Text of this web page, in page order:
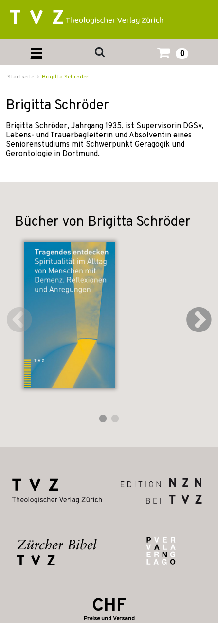
0
Startseite Brigitta Schröder
Brigitta Schröder
Brigitta Schröder, Jahrgang 1935, ist Supervisorin DGSv,
Lebens- und Trauerbegleiterin und Absolventin eines
Seniorenstudiums mit Schwerpunkt Geragogik und
Gerontologie in Dortmund.
Bücher von Brigitta Schröder
CHF
Preise und Versand